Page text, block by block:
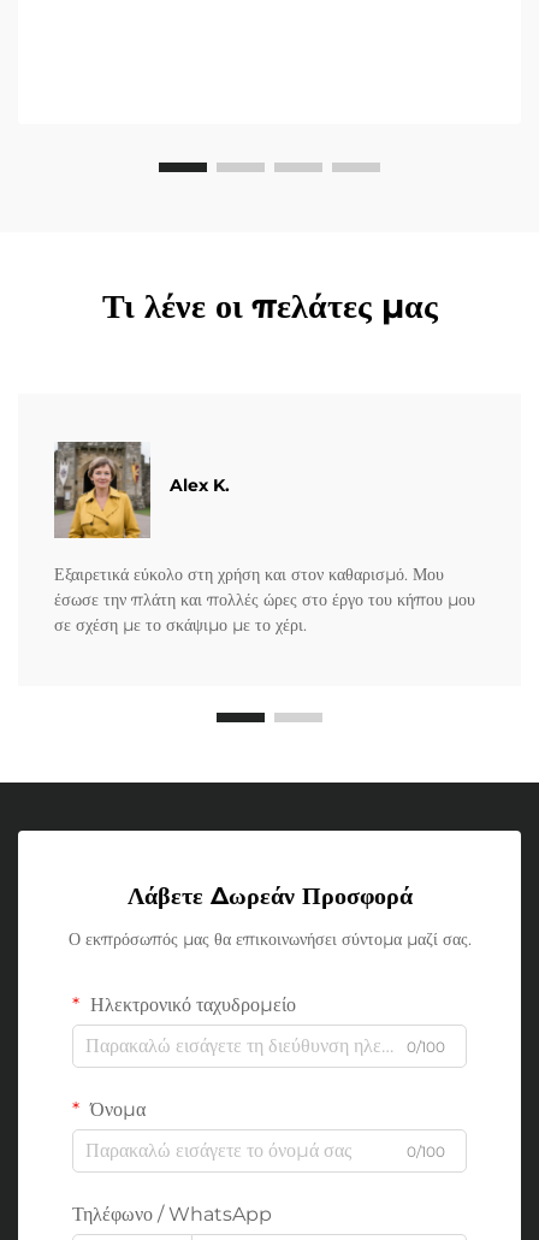
Τι λένε οι πελάτες μας
Alex K.
Εξαιρετικά εύκολο στη χρήση και στον καθαρισμό. Μου
έσωσε την πλάτη και πολλές ώρες στο έργο του κήπου μου
σε σχέση με το σκάψιμο με το χέρι.
Λάβετε Δωρεάν Προσφορά
Ο εκπρόσωπός μας θα επικοινωνήσει σύντομα μαζί σας.
Ηλεκτρονικό ταχυδρομείο
0/100
Όνομα
0/100
Τηλέφωνο / WhatsApp